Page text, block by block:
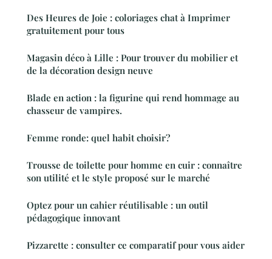
Des Heures de Joie : coloriages chat à Imprimer
gratuitement pour tous
Magasin déco à Lille : Pour trouver du mobilier et
de la décoration design neuve
Blade en action : la figurine qui rend hommage au
chasseur de vampires.
Femme ronde: quel habit choisir?
Trousse de toilette pour homme en cuir : connaître
son utilité et le style proposé sur le marché
Optez pour un cahier réutilisable : un outil
pédagogique innovant
Pizzarette : consulter ce comparatif pour vous aider